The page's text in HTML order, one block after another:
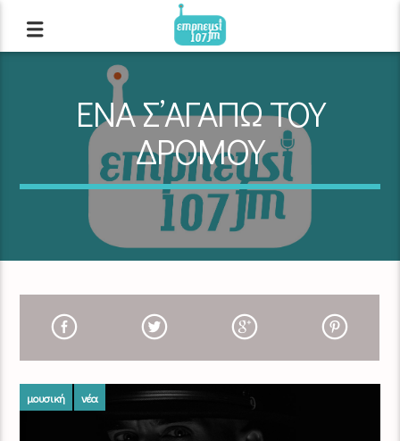
ΕΝΑ Σ’ΑΓΑΠΩ ΤΟΥ
ΔΡΟΜΟΥ
μουσική νέα